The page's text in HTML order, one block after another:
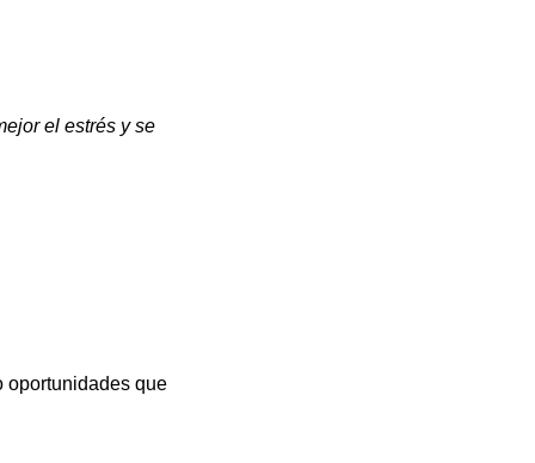
el estrés y se
oportunidades que